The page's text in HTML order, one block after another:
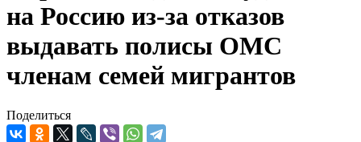
на Россию из-за отказов
выдавать полисы ОМС
членам семей мигрантов
Поделиться